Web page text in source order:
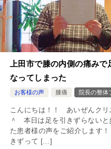
上田市で膝の内側の痛み
なってしまった
お客様の声 膝痛 院長の整体
こんにちは！！ あいぜんクリ
＾ 本日は足を引きずらない
た患者様の声をご紹介します
きずって […]